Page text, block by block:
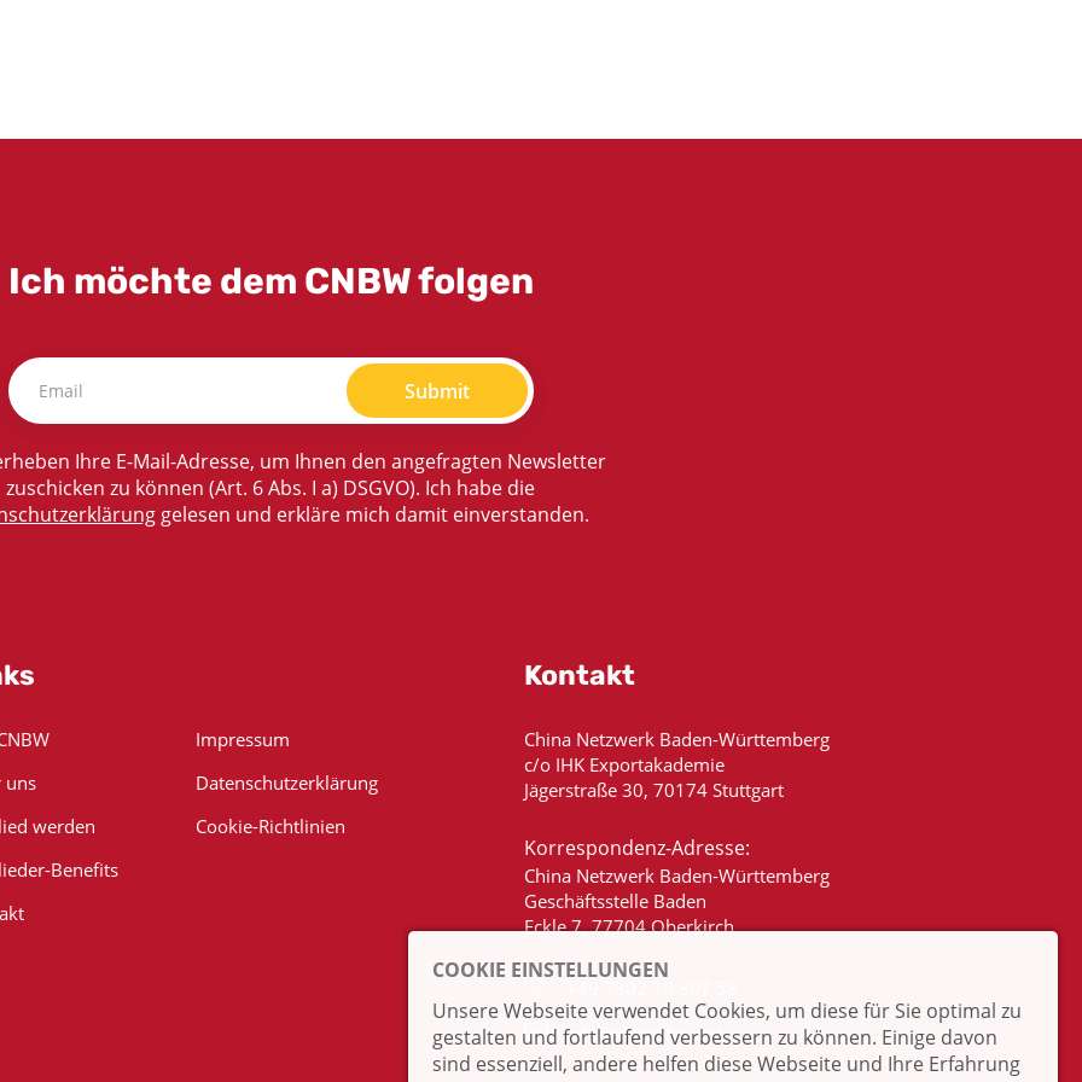
Ich möchte dem CNBW folgen
Submit
Ihre E-Mail-Adresse, um Ihnen den angefragten Newsletter
zuschicken zu können (Art. 6 Abs. I a) DSGVO). Ich habe die
gelesen und erkläre mich damit einverstanden.
uns
werden
Benefits
Impressum
Datenschutzerklärung
Cookie-Richtlinien
Kontakt
China Netzwerk Baden-Württemberg
c/o IHK Exportakademie
Jägerstraße 30, 70174 Stuttgart
Korrespondenz-Adresse:
China Netzwerk Baden-Württemberg
Geschäftsstelle Baden
Eckle 7, 77704 Oberkirch
info@china-bw.net
COOKIE EINSTELLUNGEN
Unsere Webseite verwendet Cookies, um diese für Sie optimal zu
gestalten und fortlaufend verbessern zu können. Einige davon
sind essenziell, andere helfen diese Webseite und Ihre Erfahrung